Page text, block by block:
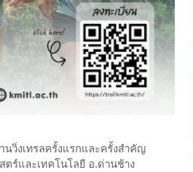
นวิ่งเทรลครั้งแรกและครั้งสำคัญ
ร์และเทคโนโลยี อ.ด่านช้าง